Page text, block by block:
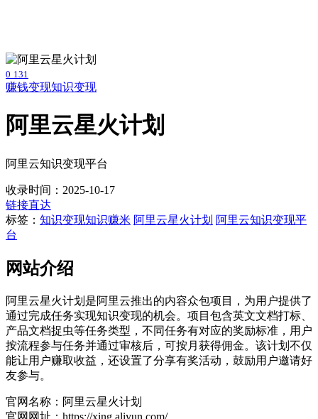
0 131
赚钱变现知识变现
阿里云星火计划
阿里云知识变现平台
收录时间：2025-10-17
链接直达
标签： 知识变现知识赚米 阿里云星火计划 阿里云知识变现平
台
网站介绍
阿里云星火计划是阿里云推出的内容众包项目，为用户提供了
通过完成任务实现知识变现的机会。项目包含英文文档打标、
产品文档捉虫等任务类型，不同任务有对应的奖励标准，用户
按流程参与任务并通过审核后，可按月获得佣金。该计划不仅
能让用户赚取收益，还设置了分享有奖活动，鼓励用户邀请好
友参与。
官网名称：阿里云星火计划
官网网址：https://xing.aliyun.com/